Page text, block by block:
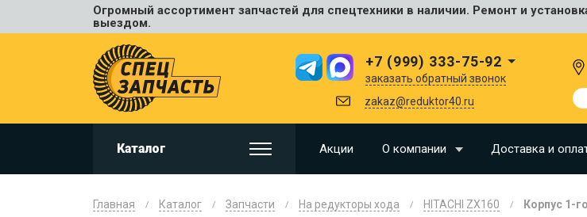
Огромный ассортимент запчастей для спецтехники в наличии. Ремонт и
выездом.
+7 (999) 333-75-92
заказать обратный звонок
zakaz@reduktor40.ru
Каталог Акции О компании Доставка и
Универсальные
HITACHI
HYUNDAI
VOLVO
CAT
CASE
Главная Каталог Запчасти На редукторы хода HITACHI ZX160 Корпус 1-